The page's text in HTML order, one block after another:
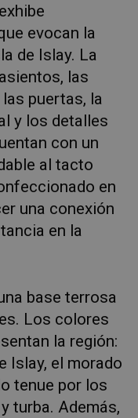
evocan la
de Islay. La
las
puertas, la
y los detalles
con un
al tacto
en
una conexión
en la
base terrosa
Los colores
la región:
Islay, el morado
tenue por los
turba. Además,